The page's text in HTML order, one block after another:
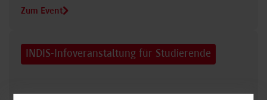
Zum Event
INDIS-Infoveranstaltung für Studierende